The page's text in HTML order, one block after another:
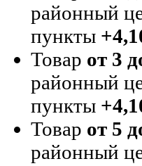
районный
пункты
Товар от 3
районный
пункты
Товар от 5
районный